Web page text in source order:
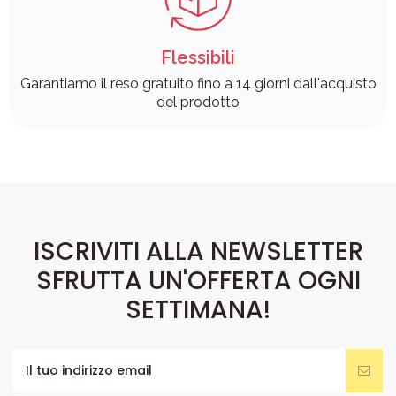
Flessibili
Garantiamo il reso gratuito fino a 14 giorni dall'acquisto
del prodotto
ISCRIVITI ALLA NEWSLETTER
SFRUTTA UN'OFFERTA OGNI
SETTIMANA!